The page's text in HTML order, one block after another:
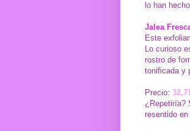
lo han
Jalea
Este
Lo curioso
rostro de
tonificada y
Precio:
¿Repetiría?
resentido